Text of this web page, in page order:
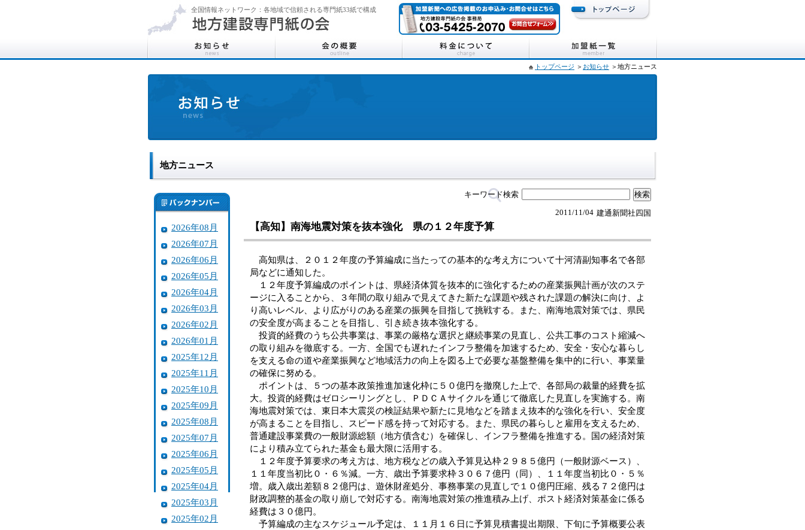
全国情報ネットワーク：各地域で信頼される専門紙33紙で構成
トップページ ＞ お知らせ ＞地方ニュース
地方ニュース
2026年08月
2026年07月
2026年06月
2026年05月
2026年04月
2026年03月
2026年02月
2026年01月
2025年12月
2025年11月
2025年10月
2025年09月
2025年08月
2025年07月
2025年06月
2025年05月
2025年04月
2025年03月
2025年02月
キーワード検索
建通新聞社四国
2011/11/04
【高知】南海地震対策を抜本強化 県の１２年度予算
高知県は、２０１２年度の予算編成に当たっての基本的な考え方について十河清副知事名で各部
局などに通知した。
１２年度予算編成のポイントは、県経済体質を抜本的に強化するための産業振興計画が次のステ
ージに入ることから、３年間の取り組みで見えてきた新たな課題や残された課題の解決に向け、よ
り高いレベル、より広がりのある産業の振興を目指して挑戦する。また、南海地震対策では、県民
の安全度が高まることを目指し、引き続き抜本強化する。
投資的経費のうち公共事業は、事業の厳格な選択と継続事業の見直し、公共工事のコスト縮減へ
の取り組みを徹底する。一方、全国でも遅れたインフラ整備を加速するため、安全・安心な暮らし
を支える命の道や産業振興など地域活力の向上を図る上で必要な基盤整備を集中的に行い、事業量
の確保に努める。
ポイントは、５つの基本政策推進加速化枠に５０億円を撤廃した上で、各部局の裁量的経費を拡
大。投資的経費はゼロシーリングとし、ＰＤＣＡサイクルを通じて徹底した見直しを実施する。南
海地震対策では、東日本大震災の検証結果や新たに見地などを踏まえ抜本的な強化を行い、安全度
が高まることを目指し、スピード感を持って対応する。また、県民の暮らしと雇用を支えるため、
普通建設事業費の一般財源総額（地方債含む）を確保し、インフラ整備を推進する。国の経済対策
により積み立てられた基金も最大限に活用する。
１２年度予算要求の考え方は、地方税などの歳入予算見込枠２９８５億円（一般財源ベース）、
１１年度当初比０・６％減。一方、歳出予算要求枠３０６７億円（同）、１１年度当初比０・５％
増。歳入歳出差額８２億円は、遊休財産処分、事務事業の見直しで１０億円圧縮、残る７２億円は
財政調整的基金の取り崩しで対応する。南海地震対策の推進積み上げ、ポスト経済対策基金に係る
経費は３０億円。
予算編成の主なスケジュール予定は、１１月１６日に予算見積書提出期限、下旬に予算概要公表